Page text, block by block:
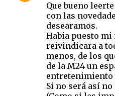
Que bueno
con las
desearamos.
Habia puesto
reivindicara a
menos, de los
de la M24 un
entretenimiento
Si no será así